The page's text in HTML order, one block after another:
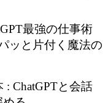
最強の仕事術
ッと片付く魔法の
: ChatGPTと会話